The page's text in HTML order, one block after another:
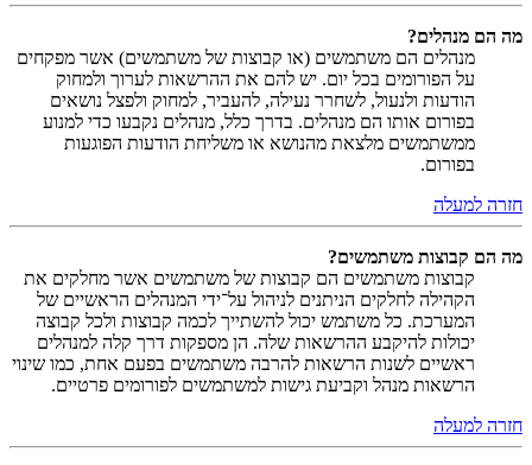
מה הם מנהלים?
מנהלים הם משתמשים (או קבוצות של משתמשים) אשר מפקחים
על הפורומים בכל יום. יש להם את ההרשאות לערוך ולמחוק
הודעות ולנעול, לשחרר נעילה, להעביר, למחוק ולפצל נושאים
בפורום אותו הם מנהלים. בדרך כלל, מנהלים נקבעו כדי למנוע
ממשתמשים מלצאת מהנושא או משליחת הודעות הפוגעות
בפורום.
חזרה למעלה
מה הם קבוצות משתמשים?
קבוצות משתמשים הם קבוצות של משתמשים אשר מחלקים את
הקהילה לחלקים הניתנים לניהול על־ידי המנהלים הראשיים של
המערכת. כל משתמש יכול להשתייך לכמה קבוצות ולכל קבוצה
יכולות להיקבע ההרשאות שלה. הן מספקות דרך קלה למנהלים
ראשיים לשנות הרשאות להרבה משתמשים בפעם אחת, כמו שינוי
הרשאות מנהל וקביעת גישות למשתמשים לפורומים פרטיים.
חזרה למעלה